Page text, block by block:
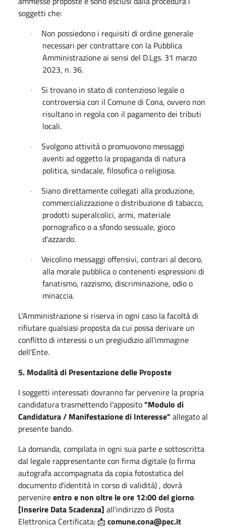
soggetti che:
·
Non possiedono i requisiti di ordine generale
necessari per contrattare con la Pubblica
Amministrazione ai sensi del D.Lgs. 31 marzo
2023, n. 36.
·
Si trovano in stato di contenzioso legale o
controversia con il Comune di Cona, ovvero non
risultano in regola con il pagamento dei tributi
locali.
·
Svolgono attività o promuovono messaggi
aventi ad oggetto la propaganda di natura
politica, sindacale, filosofica o religiosa.
·
Siano direttamente collegati alla produzione,
commercializzazione o distribuzione di tabacco,
prodotti superalcolici, armi, materiale
pornografico o a sfondo sessuale, gioco
d'azzardo.
·
Veicolino messaggi offensivi, contrari al decoro,
alla morale pubblica o contenenti espressioni di
fanatismo, razzismo, discriminazione, odio o
minaccia.
L'Amministrazione si riserva in ogni caso la facoltà di
rifiutare qualsiasi proposta da cui possa derivare un
conflitto di interessi o un pregiudizio all'immagine
dell'Ente.
5. Modalità di Presentazione delle Proposte
I soggetti interessati dovranno far pervenire la propria
candidatura trasmettendo l'apposito"Modulo di
Candidatura / Manifestazione di Interesse" allegato al
presente bando.
La domanda, compilata in ogni sua parte e sottoscritta
dal legale rappresentante con firma digitale (o firma
autografa accompagnata da copia fotostatica del
documento d'identità in corso di validità) , dovrà
pervenireentro e non oltre le ore 12:00 del giorno
[Inserire Data Scadenza] all'indirizzo di Posta
Elettronica Certificata: 📩 comune.cona@pec.it